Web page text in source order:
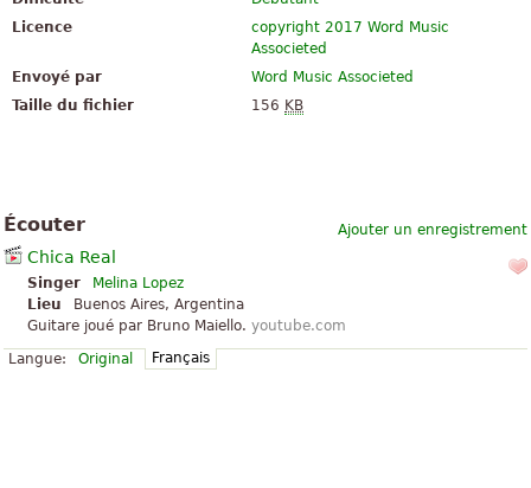
Licence
copyright 2017 Word Music
Associeted
Envoyé par
Word Music Associeted
Taille du fichier
156 KB
Ajouter un enregistrement
Écouter
Chica Real
Singer
Melina Lopez
Lieu
Buenos Aires, Argentina
Guitare joué par Bruno Maiello. youtube.com
Langue:
Original Français